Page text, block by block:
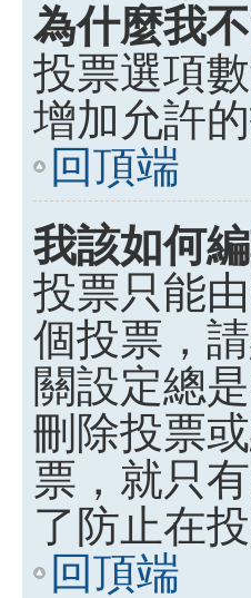
為什麼我
投票選項
增加允許
回頂端
我該如何
投票只能
個投票，
關設定總
刪除投票
票，就只
了防止在
回頂端